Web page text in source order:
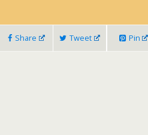
Share Tweet Pin